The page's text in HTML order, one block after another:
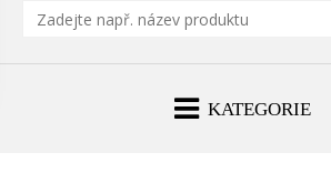
KATEGORIE